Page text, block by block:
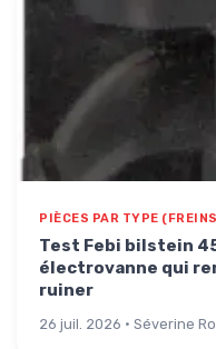
PIÈCES PAR TYPE
Test Febi bilstein
électrovanne qui
ruiner
26 juil. 2026 · Séverine